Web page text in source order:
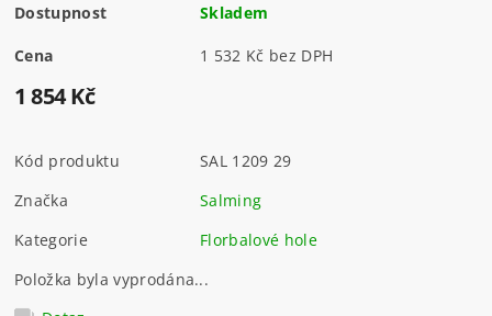
Dostupnost Skladem
Cena 1 532 Kč bez DPH
1 854 Kč
Kód produktu
SAL 1209 29
Značka
Salming
Kategorie
Florbalové hole
Položka byla vyprodána...